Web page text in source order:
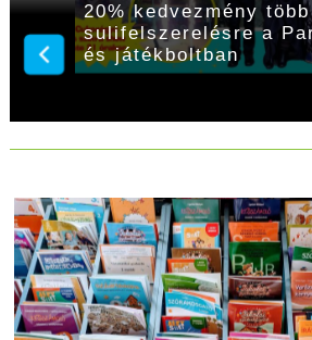
20% kedvezmény
sulifelszerelésre a
és játékboltban